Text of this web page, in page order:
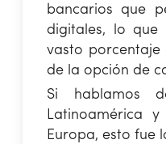
bancarios que
digitales, lo que
vasto porcentaje
de la opción de
Si hablamos
Latinoamérica
Europa, esto fue